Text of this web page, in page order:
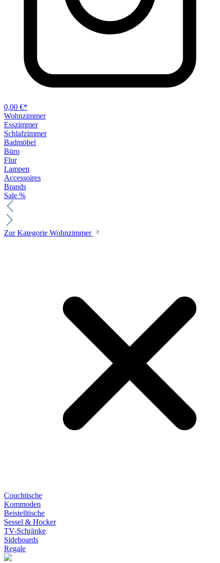
0,00 €*
Wohnzimmer
Esszimmer
Schlafzimmer
Badmöbel
Büro
Flur
Lampen
Accessoires
Brands
Sale %
Zur Kategorie Wohnzimmer
Couchtische
Kommoden
Beistelltische
Sessel & Hocker
TV-Schränke
Sideboards
Regale